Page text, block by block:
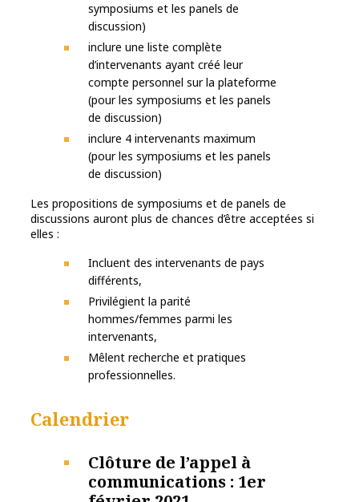
symposiums et les panels de
discussion)
inclure une liste complète
d’intervenants ayant créé leur
compte personnel sur la plateforme
(pour les symposiums et les panels
de discussion)
inclure 4 intervenants maximum
(pour les symposiums et les panels
de discussion)
Les propositions de symposiums et de panels de
discussions auront plus de chances d’être acceptées si
elles :
Incluent des intervenants de pays
différents,
Privilégient la parité
hommes/femmes parmi les
intervenants,
Mêlent recherche et pratiques
professionnelles.
Calendrier
Clôture de l’appel à
communications : 1er